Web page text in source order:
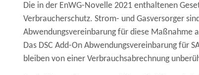
Die in der EnWG-Novelle 2021 enthaltenen
Verbraucherschutz. Strom- und Gasversorger
Abwendungsvereinbarung für diese Maßnahme
Das DSC Add-On Abwendungsvereinbarungfür
bleiben von einer Verbrauchsabrechnung